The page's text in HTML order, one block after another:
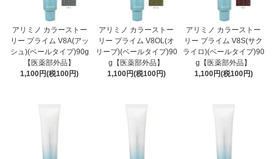
アリミノ カラーストー
リー プライム V8A(アッ
シュ)(ベールタイプ)90g
【医薬部外品】
1,100円(税100円)
アリミノ カラーストー
リー プライム V8OL(オ
リーブ)(ベールタイプ)90
g【医薬部外品】
1,100円(税100円)
アリミノ カラーストー
リー プライム V8S(サク
ライロ)(ベールタイプ)90
g【医薬部外品】
1,100円(税100円)